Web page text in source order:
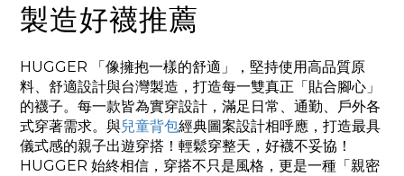
製造好襪推薦
HUGGER 「像擁抱一樣的舒適」，堅持使用高品質原
料、舒適設計與台灣製造，打造每一雙真正「貼合腳心」
的襪子。每一款皆為實穿設計，滿足日常、通勤、戶外各
式穿著需求。與兒童背包經典圖案設計相呼應，打造最具
儀式感的親子出遊穿搭！輕鬆穿整天，好襪不妥協！
HUGGER 始終相信，穿搭不只是風格，更是一種「親密